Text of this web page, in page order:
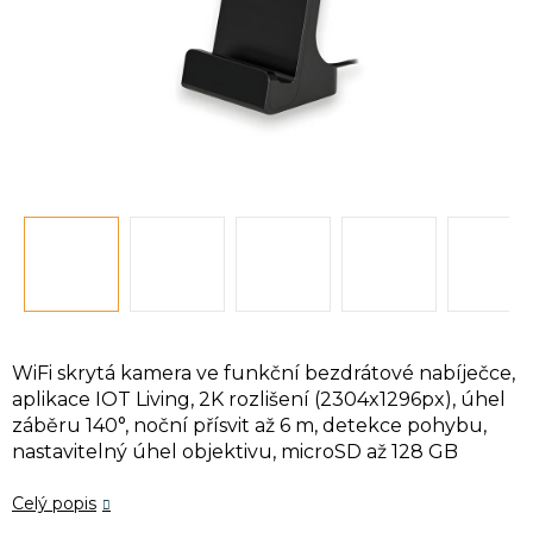
WiFi skrytá kamera ve funkční bezdrátové nabíječce,
aplikace IOT Living, 2K rozlišení (2304x1296px), úhel
záběru 140°, noční přísvit až 6 m, detekce pohybu,
nastavitelný úhel objektivu, microSD až 128 GB
Celý popis